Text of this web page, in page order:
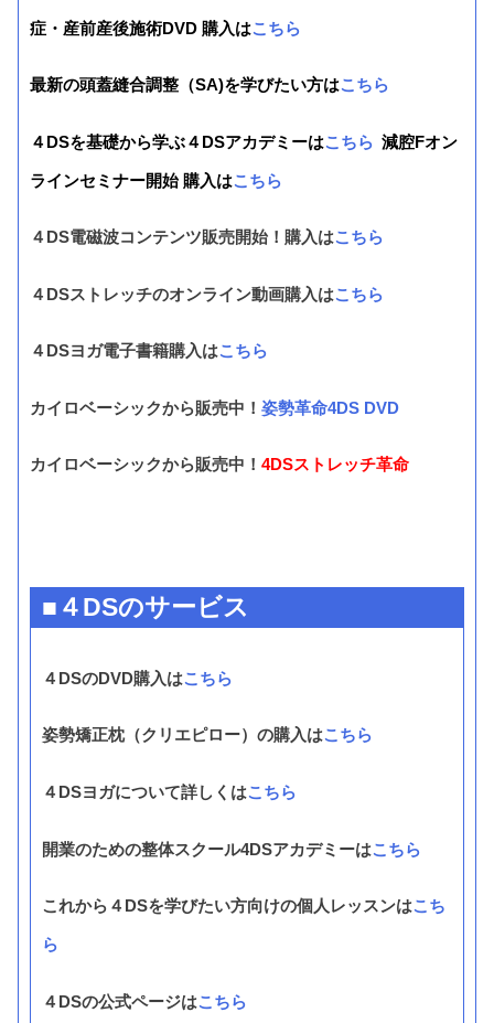
症・産前産後施術DVD 購入はこちら
最新の頭蓋縫合調整（SA)を学びたい方はこちら
４DSを基礎から学ぶ４DSアカデミーはこちら 減腔Fオン
ラインセミナー開始 購入はこちら
４DS電磁波コンテンツ販売開始！購入はこちら
４DSストレッチのオンライン動画購入はこちら
４DSヨガ電子書籍購入はこちら
カイロベーシックから販売中！姿勢革命4DS DVD
カイロベーシックから販売中！4DSストレッチ革命
■４DSのサービス
４DSのDVD購入はこちら
姿勢矯正枕（クリエピロー）の購入はこちら
４DSヨガについて詳しくはこちら
開業のための整体スクール4DSアカデミーはこちら
これから４DSを学びたい方向けの個人レッスンはこち
ら
４DSの公式ページはこちら